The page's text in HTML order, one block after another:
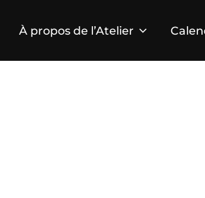
À propos de l’Atelier